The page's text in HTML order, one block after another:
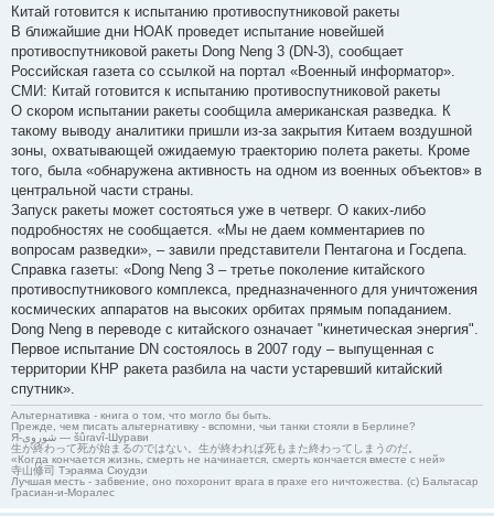
Китай готовится к испытанию противоспутниковой ракеты
В ближайшие дни НОАК проведет испытание новейшей
противоспутниковой ракеты Dong Neng 3 (DN-3), сообщает
Российская газета со ссылкой на портал «Военный информатор».
СМИ: Китай готовится к испытанию противоспутниковой ракеты
О скором испытании ракеты сообщила американская разведка. К
такому выводу аналитики пришли из-за закрытия Китаем воздушной
зоны, охватывающей ожидаемую траекторию полета ракеты. Кроме
того, была «обнаружена активность на одном из военных объектов» в
центральной части страны.
Запуск ракеты может состояться уже в четверг. О каких-либо
подробностях не сообщается. «Мы не даем комментариев по
вопросам разведки», – завили представители Пентагона и Госдепа.
Справка газеты: «Dong Neng 3 – третье поколение китайского
противоспутникового комплекса, предназначенного для уничтожения
космических аппаратов на высоких орбитах прямым попаданием.
Dong Neng в переводе с китайского означает "кинетическая энергия".
Первое испытание DN состоялось в 2007 году – выпущенная с
территории КНР ракета разбила на части устаревший китайский
спутник».
Альтернативка - книга о том, что могло бы быть.
Прежде, чем писать альтернативку - вспомни, чьи танки стояли в Берлине?
Я-شوروی — šûravî-Шурави
生が終わって死が始まるのではない。生が終われば死もまた終わってしまうのだ。
«Когда кончается жизнь, смерть не начинается, смерть кончается вместе с ней»
寺山修司 Тэраяма Сюудзи
Лучшая месть - забвение, оно похоронит врага в прахе его ничтожества. (с) Бальтасар
Грасиан-и-Моралес